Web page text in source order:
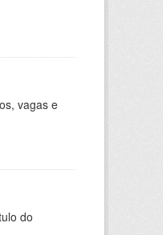
vagas e
do